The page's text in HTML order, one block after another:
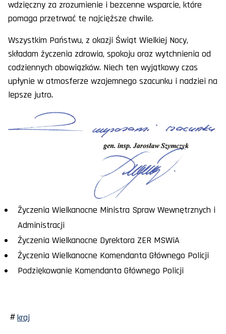
wdzięczny za zrozumienie i bezcenne wsparcie, które
pomaga przetrwać te najcięższe chwile.
Wszystkim Państwu, z okazji Świąt Wielkiej Nocy,
składam życzenia zdrowia, spokoju oraz wytchnienia od
codziennych obowiązków. Niech ten wyjątkowy czas
upłynie w atmosferze wzajemnego szacunku i nadziei na
lepsze jutro.
Życzenia Wielkanocne Ministra Spraw Wewnętrznych i
Administracji
Życzenia Wielkanocne Dyrektora ZER MSWiA
Życzenia Wielkanocne Komendanta Głównego Policji
Podziękowanie Komendanta Głównego Policji
kraj